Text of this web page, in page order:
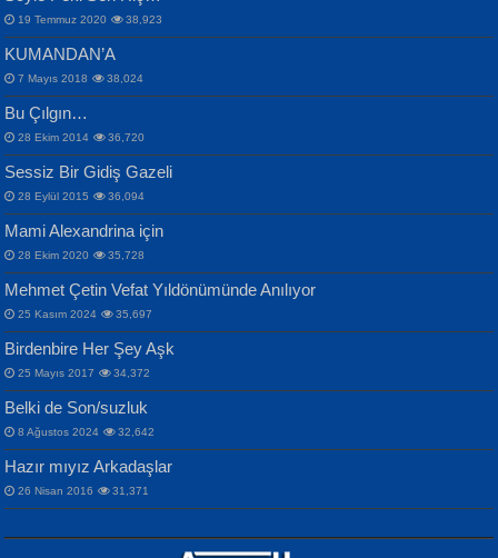
İPEK ACAR SERT
Gazze’nin Şecaati, Ümmetin İmtihanı...
MAHMUT GÜRBÜZ
İbrahim Olmak ve Bitirebilmek...
Selahattin Yıldız
İdrakimle Üşürken...
Songül Özel
Mahzen...
ERDEM BAYAZIT
Sana, Bana, Vatanıma, Ülkemin
İnsanlarına Dair...
NAZIM HİKMET RAN
Bir Cezaevinde, Tecritteki Adamın
Mektupları...
19 Temmuz 2020 38,923
KUMANDAN’A
7 Mayıs 2018 38,024
Bu Çılgın…
28 Ekim 2014 36,720
Sessiz Bir Gidiş Gazeli
28 Eylül 2015 36,094
Mami Alexandrina için
28 Ekim 2020 35,728
Mehmet Çetin Vefat Yıldönümünde Anılıyor
25 Kasım 2024 35,697
Birdenbire Her Şey Aşk
25 Mayıs 2017 34,372
Belki de Son/suzluk
8 Ağustos 2024 32,642
Hazır mıyız Arkadaşlar
26 Nisan 2016 31,371